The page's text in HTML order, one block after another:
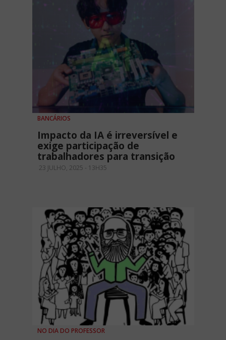
BANCÁRIOS
Impacto da IA é irreversível e
exige participação de
trabalhadores para transição
23 JULHO, 2025 - 13H35
NO DIA DO PROFESSOR